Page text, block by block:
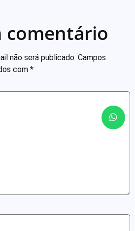
comentário
não será publicado. Campos
com *